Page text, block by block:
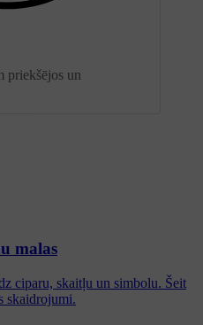
priekšējos un
malas
ciparu, skaitļu un simbolu. Šeit
skaidrojumi.